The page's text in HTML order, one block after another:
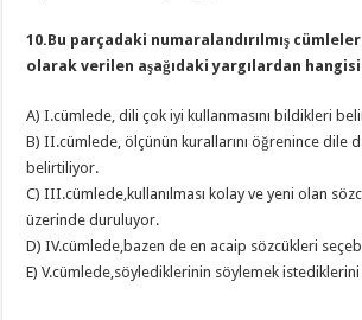
10.Bu parçadaki numaralandırılmış
olarak verilen aşağıdaki yargılardan
A) I.cümlede, dili çok iyi kullanmasını bildikleri
B) II.cümlede, ölçünün kurallarını öğrenince dile
belirtiliyor.
C) III.cümlede,kullanılması kolay ve yeni olan
üzerinde duruluyor.
D) IV.cümlede,bazen de en acaip sözcükleri
E) V.cümlede,söylediklerinin söylemek istediklerini